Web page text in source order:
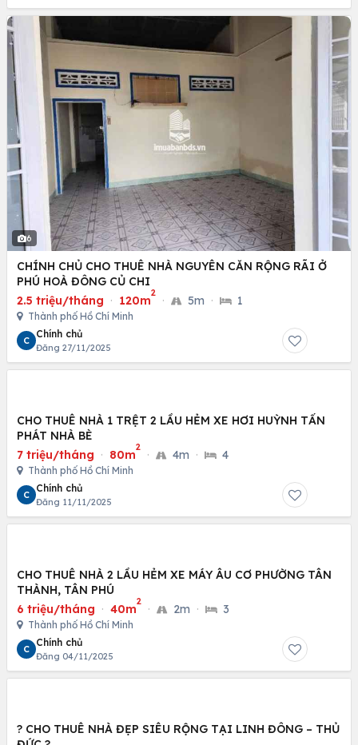
6
CHÍNH CHỦ CHO THUÊ NHÀ NGUYÊN CĂN RỘNG RÃI Ở
PHÚ HOÀ ĐÔNG CỦ CHI
2.5 triệu/tháng · 120m
2
· 5m · 1
Thành phố Hồ Chí Minh
C
Chính chủ
Đăng 27/11/2025
CHO THUÊ NHÀ 1 TRỆT 2 LẦU HẺM XE HƠI HUỲNH TẤN
PHÁT NHÀ BÈ
7 triệu/tháng · 80m
2
· 4m · 4
Thành phố Hồ Chí Minh
C
Chính chủ
Đăng 11/11/2025
CHO THUÊ NHÀ 2 LẦU HẺM XE MÁY ÂU CƠ PHƯỜNG TÂN
THÀNH, TÂN PHÚ
6 triệu/tháng · 40m
2
· 2m · 3
Thành phố Hồ Chí Minh
C
Chính chủ
Đăng 04/11/2025
? CHO THUÊ NHÀ ĐẸP SIÊU RỘNG TẠI LINH ĐÔNG – THỦ